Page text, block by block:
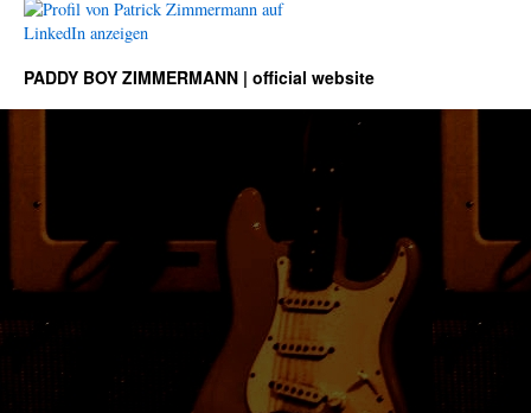
PADDY BOY ZIMMERMANN | official website